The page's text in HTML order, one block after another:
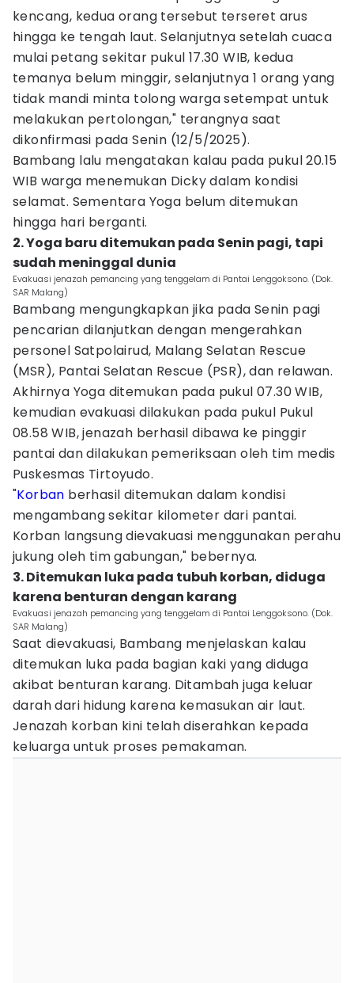
kencang, kedua orang tersebut terseret arus
hingga ke tengah laut. Selanjutnya setelah cuaca
mulai petang sekitar pukul 17.30 WIB, kedua
temanya belum minggir, selanjutnya 1 orang yang
tidak mandi minta tolong warga setempat untuk
melakukan pertolongan," terangnya saat
dikonfirmasi pada Senin (12/5/2025).
Bambang lalu mengatakan kalau pada pukul 20.15
WIB warga menemukan Dicky dalam kondisi
selamat. Sementara Yoga belum ditemukan
hingga hari berganti.
2. Yoga baru ditemukan pada Senin pagi, tapi
sudah meninggal dunia
Evakuasi jenazah pemancing yang tenggelam di Pantai Lenggoksono. (Dok.
SAR Malang)
Bambang mengungkapkan jika pada Senin pagi
pencarian dilanjutkan dengan mengerahkan
personel Satpolairud, Malang Selatan Rescue
(MSR), Pantai Selatan Rescue (PSR), dan relawan.
Akhirnya Yoga ditemukan pada pukul 07.30 WIB,
kemudian evakuasi dilakukan pada pukul Pukul
08.58 WIB, jenazah berhasil dibawa ke pinggir
pantai dan dilakukan pemeriksaan oleh tim medis
Puskesmas Tirtoyudo.
"Korban berhasil ditemukan dalam kondisi
mengambang sekitar kilometer dari pantai.
Korban langsung dievakuasi menggunakan perahu
jukung oleh tim gabungan," bebernya.
3. Ditemukan luka pada tubuh korban, diduga
karena benturan dengan karang
Evakuasi jenazah pemancing yang tenggelam di Pantai Lenggoksono. (Dok.
SAR Malang)
Saat dievakuasi, Bambang menjelaskan kalau
ditemukan luka pada bagian kaki yang diduga
akibat benturan karang. Ditambah juga keluar
darah dari hidung karena kemasukan air laut.
Jenazah korban kini telah diserahkan kepada
keluarga untuk proses pemakaman.